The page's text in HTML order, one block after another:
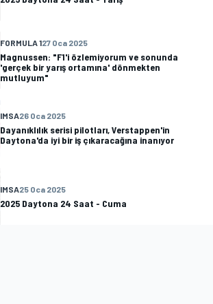
FORMULA 127 Oca 2025
Magnussen: "F1'i özlemiyorum ve sonunda
'gerçek bir yarış ortamına' dönmekten
mutluyum"
IMSA26 Oca 2025
Dayanıklılık serisi pilotları, Verstappen'in
Daytona'da iyi bir iş çıkaracağına inanıyor
IMSA25 Oca 2025
2025 Daytona 24 Saat - Cuma